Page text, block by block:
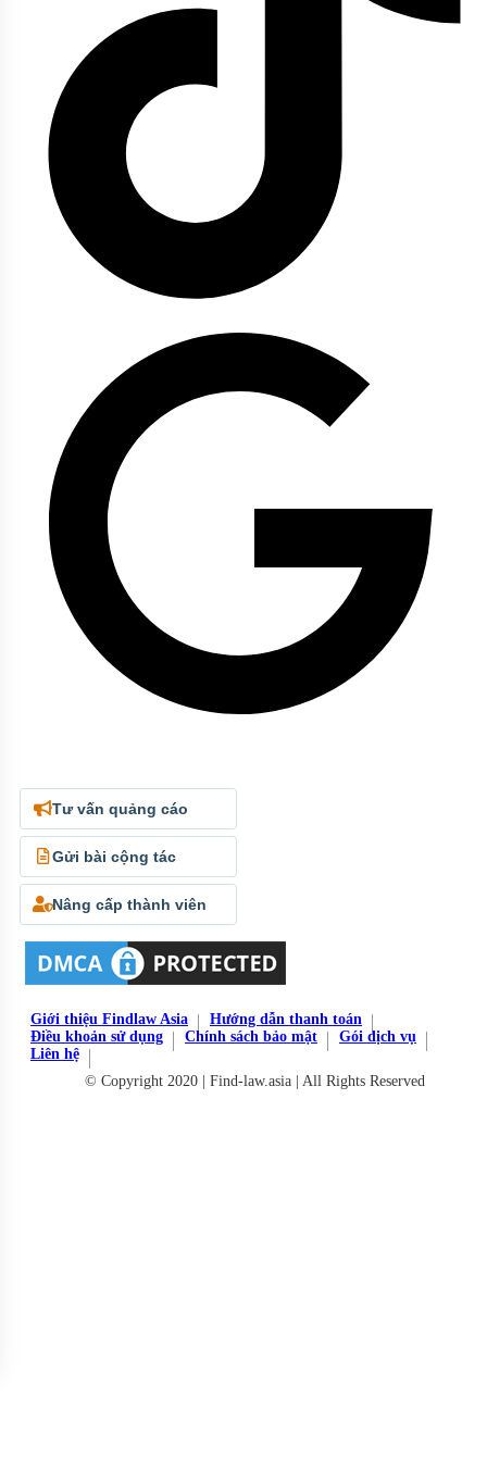
Tư vấn quảng cáo
Gửi bài cộng tác
Nâng cấp thành viên
Giới thiệu Findlaw Asia
Hướng dẫn thanh toán
Điều khoản sử dụng
Chính sách bảo mật
Gói dịch vụ
Liên hệ
© Copyright 2020 | Find-law.asia | All Rights Reserved